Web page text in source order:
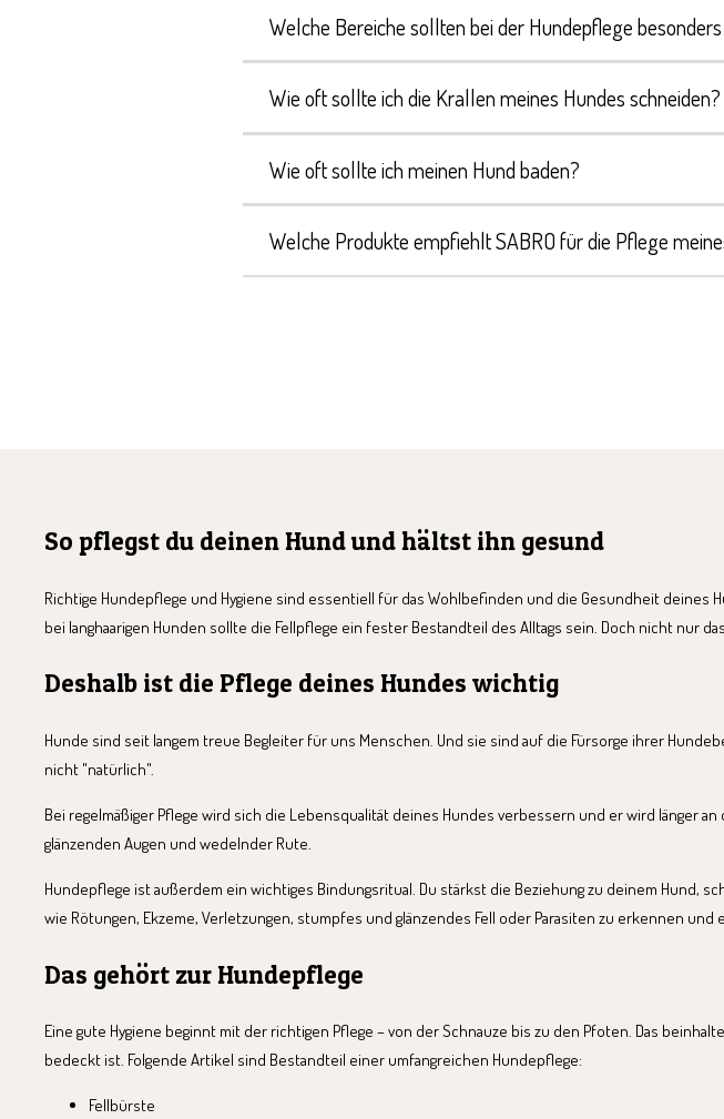
Welche Bereiche sollten bei der Hundepflege
Wie oft sollte ich die Krallen meines Hundes schneiden?
Wie oft sollte ich meinen Hund baden?
Welche Produkte empfiehlt SABRO für die Pflege
So pflegst du deinen Hund und hältst ihn gesund
Richtige Hundepflege und Hygiene sind essentiell für das Wohlbefinden und die Gesundheit deines
bei langhaarigen Hunden sollte die Fellpflege ein fester Bestandteil des Alltags sein. Doch nicht nur
Deshalb ist die Pflege deines Hundes wichtig
Hunde sind seit langem treue Begleiter für uns Menschen. Und sie sind auf die Fürsorge ihrer
nicht "natürlich".
Bei regelmäßiger Pflege wird sich die Lebensqualität deines Hundes verbessern und er wird länger
glänzenden Augen und wedelnder Rute.
Hundepflege ist außerdem ein wichtiges Bindungsritual. Du stärkst die Beziehung zu deinem Hund,
wie Rötungen, Ekzeme, Verletzungen, stumpfes und glänzendes Fell oder Parasiten zu erkennen und
Das gehört zur Hundepflege
Eine gute Hygiene beginnt mit der richtigen Pflege – von der Schnauze bis zu den Pfoten. Das
bedeckt ist. Folgende Artikel sind Bestandteil einer umfangreichen Hundepflege:
Fellbürste